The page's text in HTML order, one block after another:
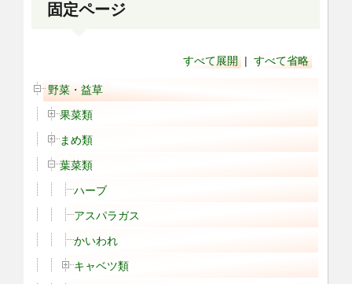
固定ページ
すべて展開 | すべて省略
野菜・益草
果菜類
まめ類
葉菜類
ハーブ
アスパラガス
かいわれ
キャベツ類